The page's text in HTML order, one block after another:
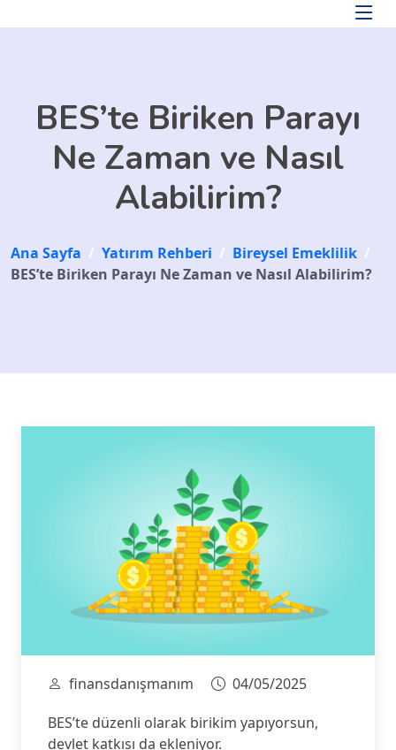
BES’te Biriken Parayı
Ne Zaman ve Nasıl
Alabilirim?
Ana Sayfa / Yatırım Rehberi / Bireysel Emeklilik /
BES’te Biriken Parayı Ne Zaman ve Nasıl Alabilirim?
finansdanışmanım
04/05/2025
BES’te düzenli olarak birikim yapıyorsun,
devlet katkısı da ekleniyor.